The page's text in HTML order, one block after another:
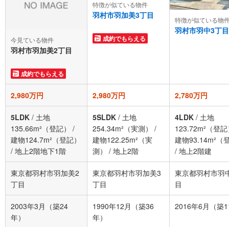
今見ている物件
羽村市羽加美2丁目
成約でもらえる
特徴が似ている物件
羽村市羽加美3丁目
成約でもらえる
特徴が似ている物
羽村市羽中3丁目
2,980万円 2,980万円 2,780万円
5LDK / 土地
135.66m²（登記）
/
建物124.7m²（登記）
/ 地上2階地下1階
5SLDK / 土地
254.34m²（実測）
/
建物122.25m²（実
測）
/ 地上2階
4LDK / 土地
123.72m²（登
建物93.14m²（
/ 地上2階建
東京都羽村市羽加美2
丁目
東京都羽村市羽加美3
丁目
東京都羽村市羽
目
2003年3月（築24
年）
1990年12月（築36
年）
2016年6月（築